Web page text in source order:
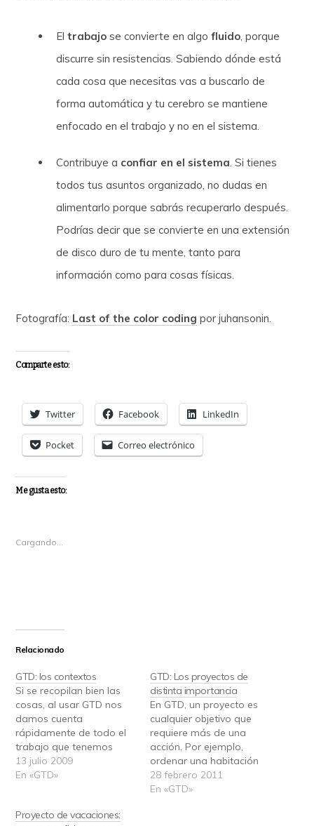
El trabajose convierte en algo fluido, porque
discurre sin resistencias. Sabiendo dónde está
cada cosa que necesitas vas a buscarlo de
forma automática y tu cerebro se mantiene
enfocado en el trabajo y no en el sistema.
Contribuye a confiar en el sistema. Si tienes
todos tus asuntos organizado, no dudas en
alimentarlo porque sabrás recuperarlo después.
Podrías decir que se convierte en una extensión
de disco duro de tu mente, tanto para
información como para cosas físicas.
Fotografía: Last of the color coding por juhansonin.
Comparte esto:
Twitter Facebook LinkedIn
Pocket Correo electrónico
Me gusta esto:
Cargando...
Relacionado
GTD: los contextos
Si se recopilan bien las
cosas, al usar GTD nos
damos cuenta
rápidamente de todo el
trabajo que tenemos
pendiente, no porque
GTD nos haga trabajar
organizarlo. Al principio,
13 julio 2009
En «GTD»
GTD: Los proyectos de
distinta importancia
En GTD, un proyecto es
cualquier objetivo que
requiere más de una
acción. Por ejemplo,
ordenar una habitación
puede implicar vaciar
primero la aspiradora,
28 febrero 2011
En «GTD»
Proyecto de vacaciones: